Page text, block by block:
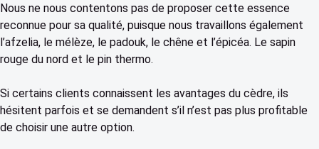
Nous ne nous contentons pas de proposer cette essence
reconnue pour sa qualité, puisque nous travaillons également
l’afzelia, le mélèze, le padouk, le chêne et l’épicéa. Le sapin
rouge du nord et le pin thermo.
Si certains clients connaissent les avantages du cèdre, ils
hésitent parfois et se demandent s’il n’est pas plus profitable
de choisir une autre option.